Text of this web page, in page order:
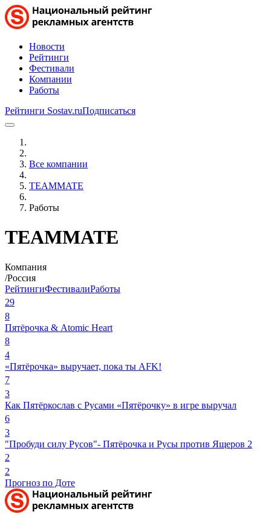
Новости
Рейтинги
Фестивали
Компании
Работы
Рейтинги Sostav.ruПодписаться
Все компании
TEAMMATE
Работы
TEAMMATE
Компания
/Россия
РейтингиФестивалиРаботы
29
8
Пятёрочка & Atomic Heart
8
4
«Пятёрочка» выручает, пока ты AFK!
7
3
Как Пятёркослав с Русами «Пятёрочку» в игре выручал
6
3
"Пробуди силу Русов"- Пятёрочка и Русы против Ящеров 2
2
2
Прогноз по Доте